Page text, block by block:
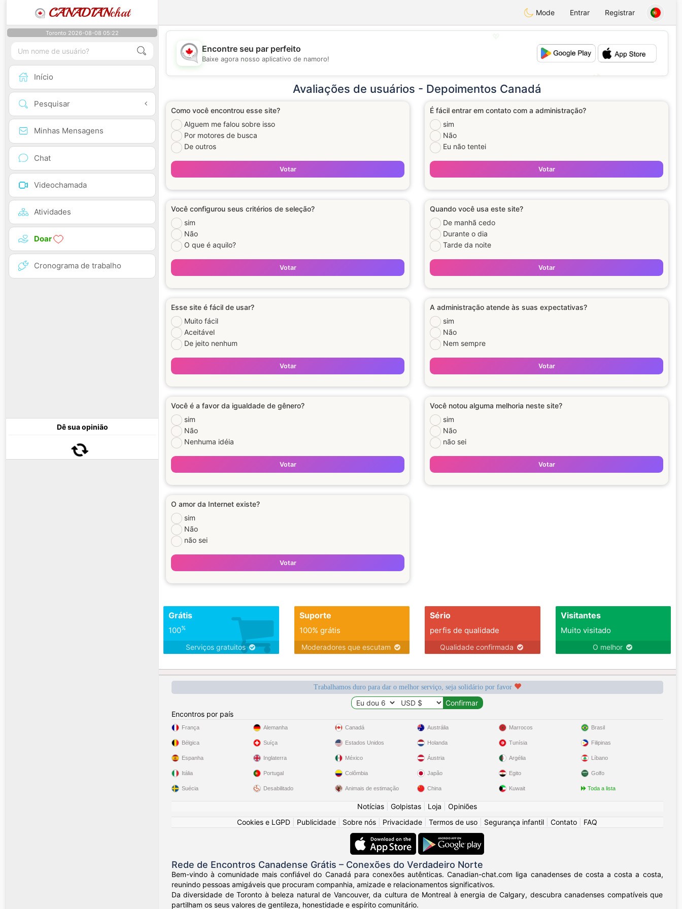
CANADIANchat Mode Entrar Registrar
Toronto 2026-08-08 05:22
Início
Pesquisar
Minhas Mensagens
Chat
Videochamada
Atividades
Doar
Cronograma de trabalho
Dê sua opinião
💖
💕
Encontre seu par perfeito
Baixe agora nosso aplicativo de namoro!
Avaliações de usuários - Depoimentos Canadá
Como você encontrou esse site?
Alguem me falou sobre isso
Por motores de busca
De outros
Votar
É fácil entrar em contato com a administração?
sim
Não
Eu não tentei
Votar
Você configurou seus critérios de seleção?
sim
Não
O que é aquilo?
Votar
Quando você usa este site?
De manhã cedo
Durante o dia
Tarde da noite
Votar
Esse site é fácil de usar?
Muito fácil
Aceitável
De jeito nenhum
Votar
A administração atende às suas expectativas?
sim
Não
Nem sempre
Votar
Você é a favor da igualdade de gênero?
sim
Não
Nenhuma idéia
Votar
Você notou alguma melhoria neste site?
sim
Não
não sei
Votar
O amor da Internet existe?
sim
Não
não sei
Votar
Grátis
100%
Serviços gratuitos
Suporte
100% grátis
Moderadores que escutam
Sério
perfis de qualidade
Qualidade confirmada
Visitantes
Muito visitado
O melhor
Trabalhamos duro para dar o melhor serviço, seja solidário por favor
Encontros por país
França
Bélgica
Espanha
Itália
Suécia
Alemanha
Suíça
Inglaterra
Portugal
Desabilitado
Canadá
Estados Unidos
México
Colômbia
Animais de estimação
Austrália
Holanda
Áustria
Japão
China
Marrocos
Tunísia
Argélia
Egito
Kuwait
Brasil
Filipinas
Líbano
Golfo
Toda a lista
Notícias Golpistas Loja
Opiniões
Cookies e LGPD
Publicidade Sobre nós Privacidade Termos de uso Segurança infantil Contato FAQ
Rede de Encontros Canadense Grátis – Conexões do Verdadeiro Norte
Bem-vindo à comunidade mais confiável do Canadá para conexões autênticas. Canadian-chat.com liga canadenses de costa a costa a costa,
reunindo pessoas amigáveis que procuram companhia, amizade e relacionamentos significativos.
Da diversidade de Toronto à beleza natural de Vancouver, da cultura de Montreal à energia de Calgary, descubra canadenses compatíveis que
partilham os seus valores de gentileza, honestidade e espírito comunitário.